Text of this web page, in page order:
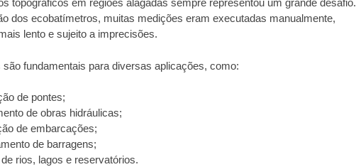
topográficos em regiões alagadas sempre representou um grande desafio.
dos ecobatímetros, muitas medições eram executadas manualmente,
lento e sujeito a imprecisões.
fundamentais para diversas aplicações, como:
de pontes;
de obras hidráulicas;
de embarcações;
de barragens;
rios, lagos e reservatórios.